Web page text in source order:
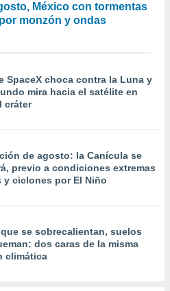
México con tormentas
monzón y ondas
SpaceX choca contra la Luna y
mira hacia el satélite en
cráter
de agosto: la Canícula se
previo a condiciones extremas
y ciclones por El Niño
se sobrecalientan, suelos
dos caras de la misma
climática